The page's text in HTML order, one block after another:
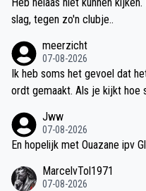
gaan. Alleen moet je in de
slag, tegen zo'n clubje..
meerzicht
07-08-2026
Ik heb soms het gevoel dat
ordt gemaakt. Als je kijkt hoe simpel de tegenstander een doelpun
te pas moet komen om een
Jww
07-08-2026
En hopelijk met Ouazane ipv
MarcelvTol1971
07-08-2026